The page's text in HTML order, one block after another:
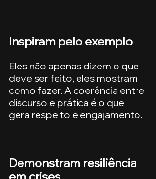
Inspiram pelo exemplo
Eles não apenas dizem o que
deve ser feito, eles mostram
como fazer. A coerência entre
discurso e prática é o que
gera respeito e engajamento.
Demonstram resiliência